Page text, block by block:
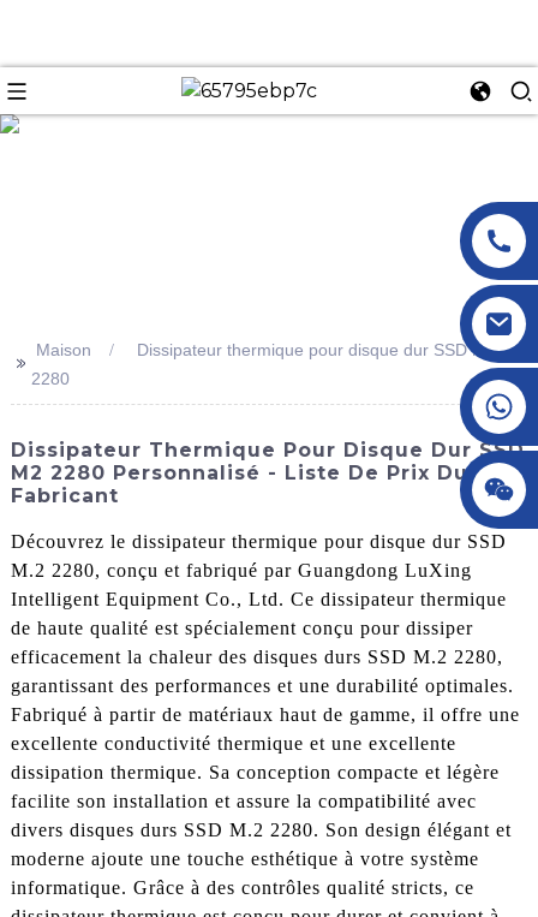
+86 18145770882
+86 18145770882
>>
Maison
Dissipateur thermique pour disque dur SSD M2
2280
Dissipateur Thermique Pour Disque Dur SSD
M2 2280 Personnalisé - Liste De Prix Du
Fabricant
Découvrez le dissipateur thermique pour disque dur SSD
M.2 2280, conçu et fabriqué par Guangdong LuXing
Intelligent Equipment Co., Ltd. Ce dissipateur thermique
de haute qualité est spécialement conçu pour dissiper
efficacement la chaleur des disques durs SSD M.2 2280,
garantissant des performances et une durabilité optimales.
Fabriqué à partir de matériaux haut de gamme, il offre une
excellente conductivité thermique et une excellente
dissipation thermique. Sa conception compacte et légère
facilite son installation et assure la compatibilité avec
divers disques durs SSD M.2 2280. Son design élégant et
moderne ajoute une touche esthétique à votre système
informatique. Grâce à des contrôles qualité stricts, ce